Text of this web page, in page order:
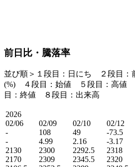
前日比・騰落率
並び順＞１段目：日にち ２段目：
(%) ４段目：始値 ５段目：高値
目：終値 ８段目：出来高
2026
02/06
-
-
2130
2170
02/09
108
4.99
2300
2309
02/10
49
2.16
2292.5
2345.5
02/12
-73.5
-3.17
2318
2320